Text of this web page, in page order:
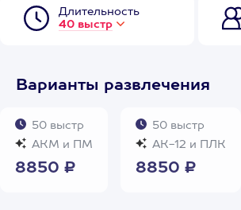
Длительность
40 выстр
Варианты развлечения
50 выстр
АКМ и ПМ
8850 ₽
50 выстр
АК-12 и ПЛК
8850 ₽